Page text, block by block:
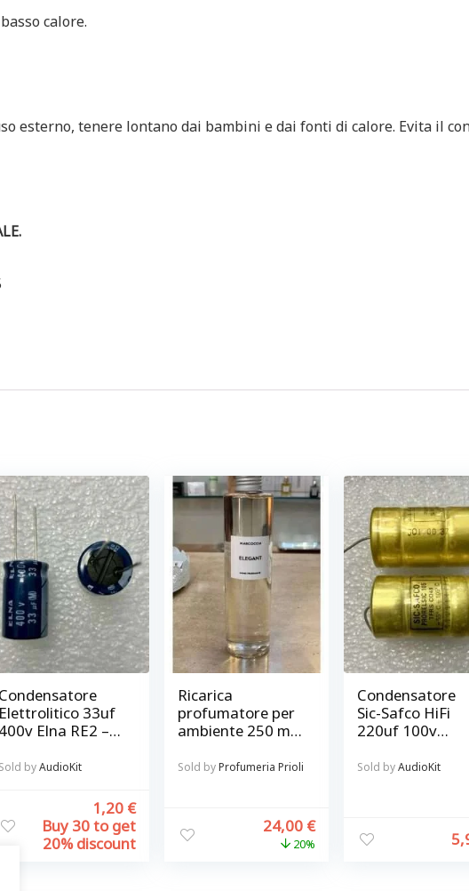
calore.
esterno, tenere lontano dai bambini e dai fonti di calore. Evita il
Condensatore
Elettrolitico 33uf
400v Elna RE2 –
verticale
Sold byAudioKit
1,20 €
Buy 30 to get
20% discount
Ricarica
profumatore per
ambiente 250 ml
casa Marcoccia
Sold byProfumeria Prioli
24,00 €
20%
Condensatore
Sic-Safco HiFi
220uf 100v
fissaggio assiale
Sold byAudioKit